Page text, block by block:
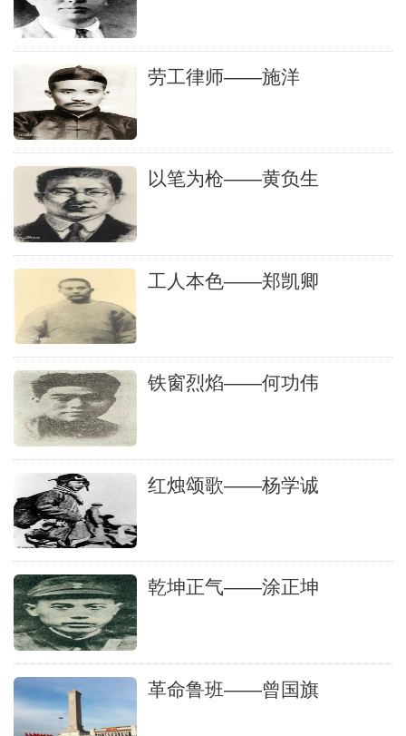
劳工律师——施洋
以笔为枪——黄负生
工人本色——郑凯卿
铁窗烈焰——何功伟
红烛颂歌——杨学诚
乾坤正气——涂正坤
革命鲁班——曾国旗